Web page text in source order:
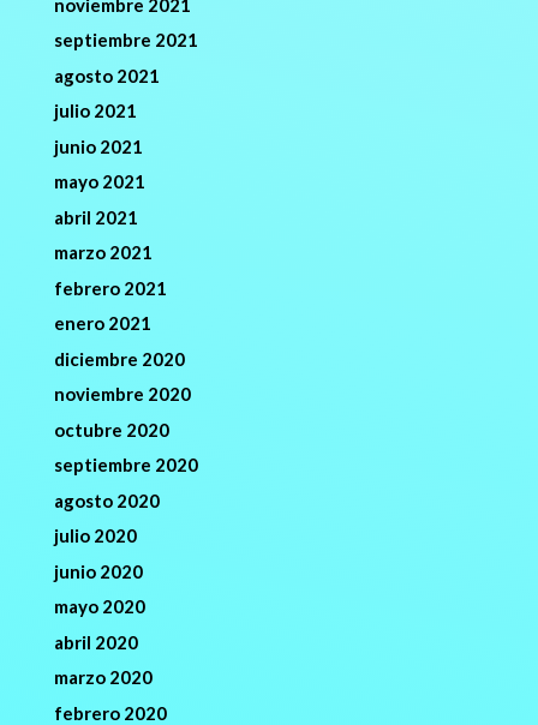
noviembre 2021
septiembre 2021
agosto 2021
julio 2021
junio 2021
mayo 2021
abril 2021
marzo 2021
febrero 2021
enero 2021
diciembre 2020
noviembre 2020
octubre 2020
septiembre 2020
agosto 2020
julio 2020
junio 2020
mayo 2020
abril 2020
marzo 2020
febrero 2020